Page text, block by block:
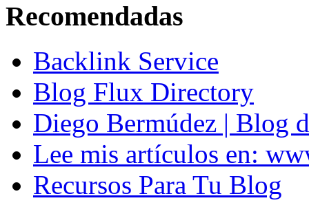
Recomendadas
Backlink Service
Blog Flux Directory
Diego Bermúdez | Blog
Lee mis artículos en:
Recursos Para Tu Blog